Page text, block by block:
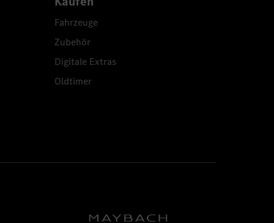
Fahrzeuge
Zubehör
Digitale Extras
Oldtimer